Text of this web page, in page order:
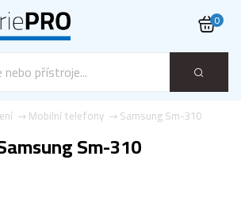
0
Samsung Sm-310
Mobilní telefony
Sm-310